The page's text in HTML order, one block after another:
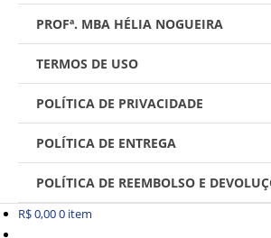
PROFª. MBA HÉLIA NOGUEIRA
TERMOS DE USO
POLÍTICA DE PRIVACIDADE
POLÍTICA DE ENTREGA
POLÍTICA DE REEMBOLSO E
R$0,000 item